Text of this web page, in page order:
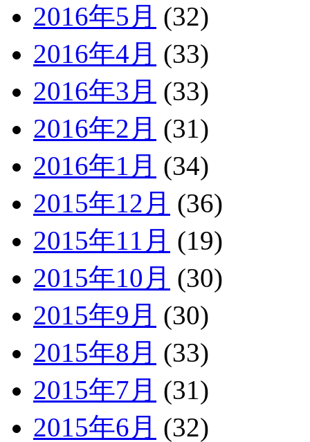
2016年5月 (32)
2016年4月 (33)
2016年3月 (33)
2016年2月 (31)
2016年1月 (34)
2015年12月 (36)
2015年11月 (19)
2015年10月 (30)
2015年9月 (30)
2015年8月 (33)
2015年7月 (31)
2015年6月 (32)